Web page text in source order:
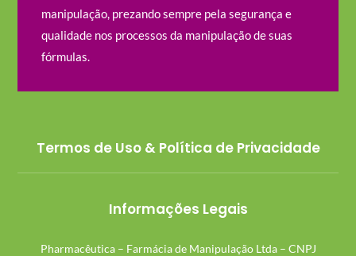
manipulação, prezando sempre pela segurança e
qualidade nos processos da manipulação de suas
fórmulas.
Termos de Uso & Política de Privacidade
Informações Legais
Pharmacêutica – Farmácia de Manipulação Ltda – CNPJ